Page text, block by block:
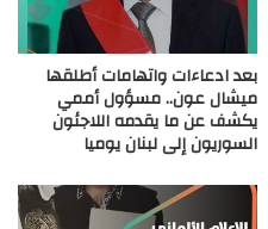
بعد ادعاءات واتهامات أطلقها
ميشال عون.. مسؤول أممي
يكشف عن ما يقدمه اللاجئون
السوريون إلى لبنان يوميا